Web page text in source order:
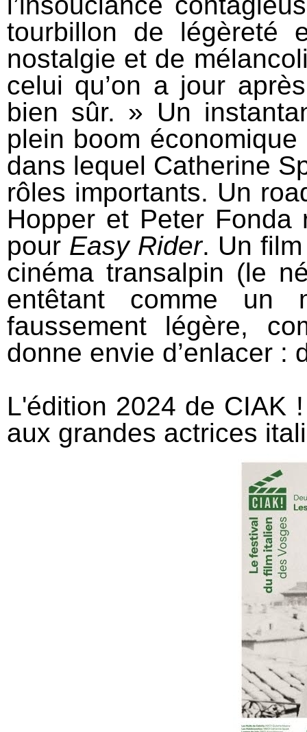
tourbillon de légèreté
nostalgie et de
celui qu’on a jour
bien sûr. » Un
plein boom
dans lequel Catherine
rôles importants. Un
Hopper et Peter Fonda
pour Easy Rider. Un
cinéma transalpin (le
entêtant comme un
faussement légère,
donne envie d’enlacer :
L'édition 2024 de CIAK
aux grandes actrices